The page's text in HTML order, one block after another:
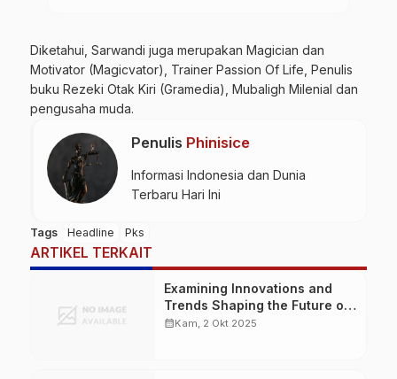
Diketahui, Sarwandi juga merupakan Magician dan
Motivator (Magicvator), Trainer Passion Of Life, Penulis
buku Rezeki Otak Kiri (Gramedia), Mubaligh Milenial dan
pengusaha muda.
Penulis Phinisice
Informasi Indonesia dan Dunia
Terbaru Hari Ini
Tags Headline Pks
ARTIKEL TERKAIT
Examining Innovations and
Trends Shaping the Future of
Online Gaming with Rainbet
calendar_monthKam, 2 Okt 2025